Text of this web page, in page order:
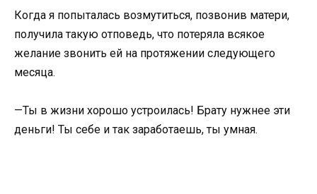
Когда я попыталась возмутиться, позвонив матери,
получила такую отповедь, что потеряла всякое
желание звонить ей на протяжении следующего
месяца.
—Ты в жизни хорошо устроилась! Брату нужнее эти
деньги! Ты себе и так заработаешь, ты умная.